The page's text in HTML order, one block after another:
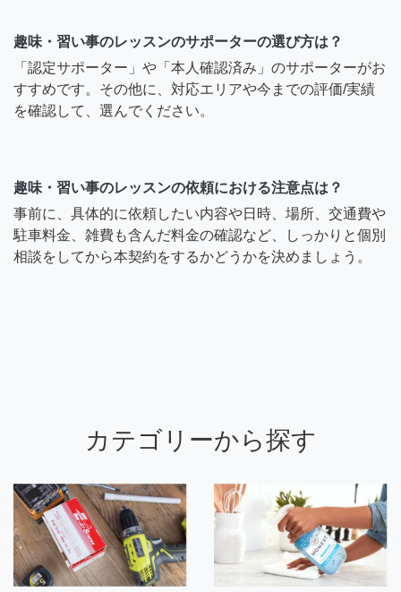
趣味・習い事のレッスンのサポーターの選び方は？
「認定サポーター」や「本人確認済み」のサポーターがお
すすめです。その他に、対応エリアや今までの評価/実績
を確認して、選んでください。
趣味・習い事のレッスンの依頼における注意点は？
事前に、具体的に依頼したい内容や日時、場所、交通費や
駐車料金、雑費も含んだ料金の確認など、しっかりと個別
相談をしてから本契約をするかどうかを決めましょう。
カテゴリーから探す